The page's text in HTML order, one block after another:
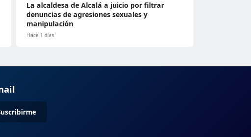
La alcaldesa de Alcalá a juicio por filtrar
denuncias de agresiones sexuales y
manipulación
Hace 1 días